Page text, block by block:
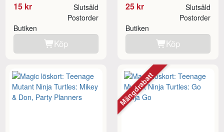
15 kr Slutsåld
Butiken
Postorder
Köp
25 kr Slutsåld
Butiken
Postorder
Köp
Mängdrabatt